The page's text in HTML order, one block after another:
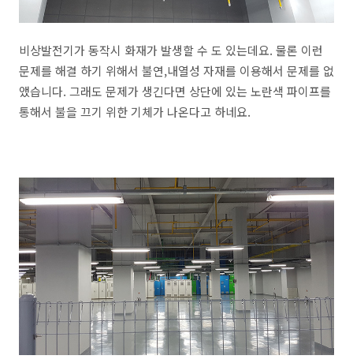
비상발전기가 동작시 화재가 발생할 수 도 있는데요. 물론 이런
문제를 해결 하기 위해서 불연,내열성 자재를 이용해서 문제를 없
앴습니다. 그래도 문제가 생긴다면 상단에 있는 노란색 파이프를
통해서 불을 끄기 위한 기체가 나온다고 하네요.